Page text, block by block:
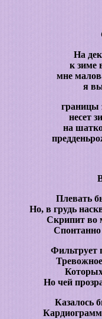
На
к зиме
мне
я
границы
несет
на
Плевать
Но, в грудь
Скрипит во
Спонтанно
Фильтрует
Но чей
Казалось